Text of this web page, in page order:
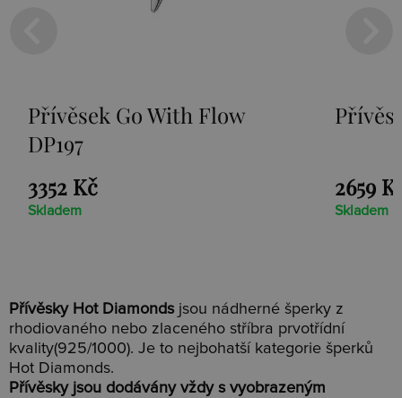
Přívěsek Go With Flow
DP197
3352 Kč
Skladem
2659
Skladem
Přívěsky Hot Diamonds jsou nádherné šperky z
rhodiovaného nebo zlaceného stříbra prvotřídní
kvality(925/1000). Je to nejbohatší kategorie šperků
Hot Diamonds.
Přívěsky jsou dodávány vždy s vyobrazeným